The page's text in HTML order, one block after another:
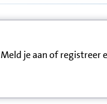
Meld je aan of registreer